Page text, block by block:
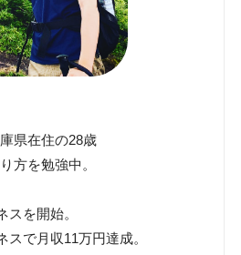
県在住の28歳
方を勉強中。
スを開始。
スで月収11万円達成。